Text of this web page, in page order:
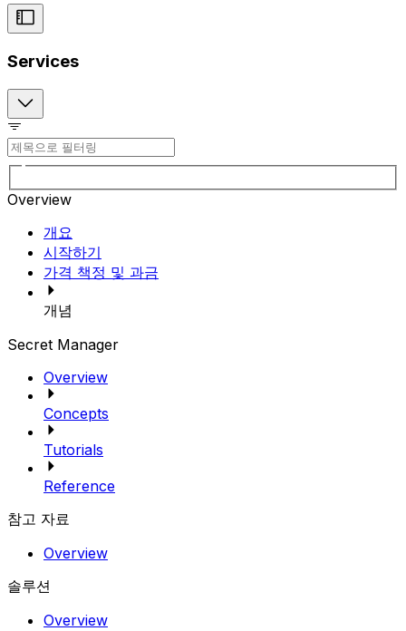
Services
Overview
개요
시작하기
가격 책정 및 과금
개념
Secret Manager
Overview
Concepts
Tutorials
Reference
참고 자료
Overview
솔루션
Overview